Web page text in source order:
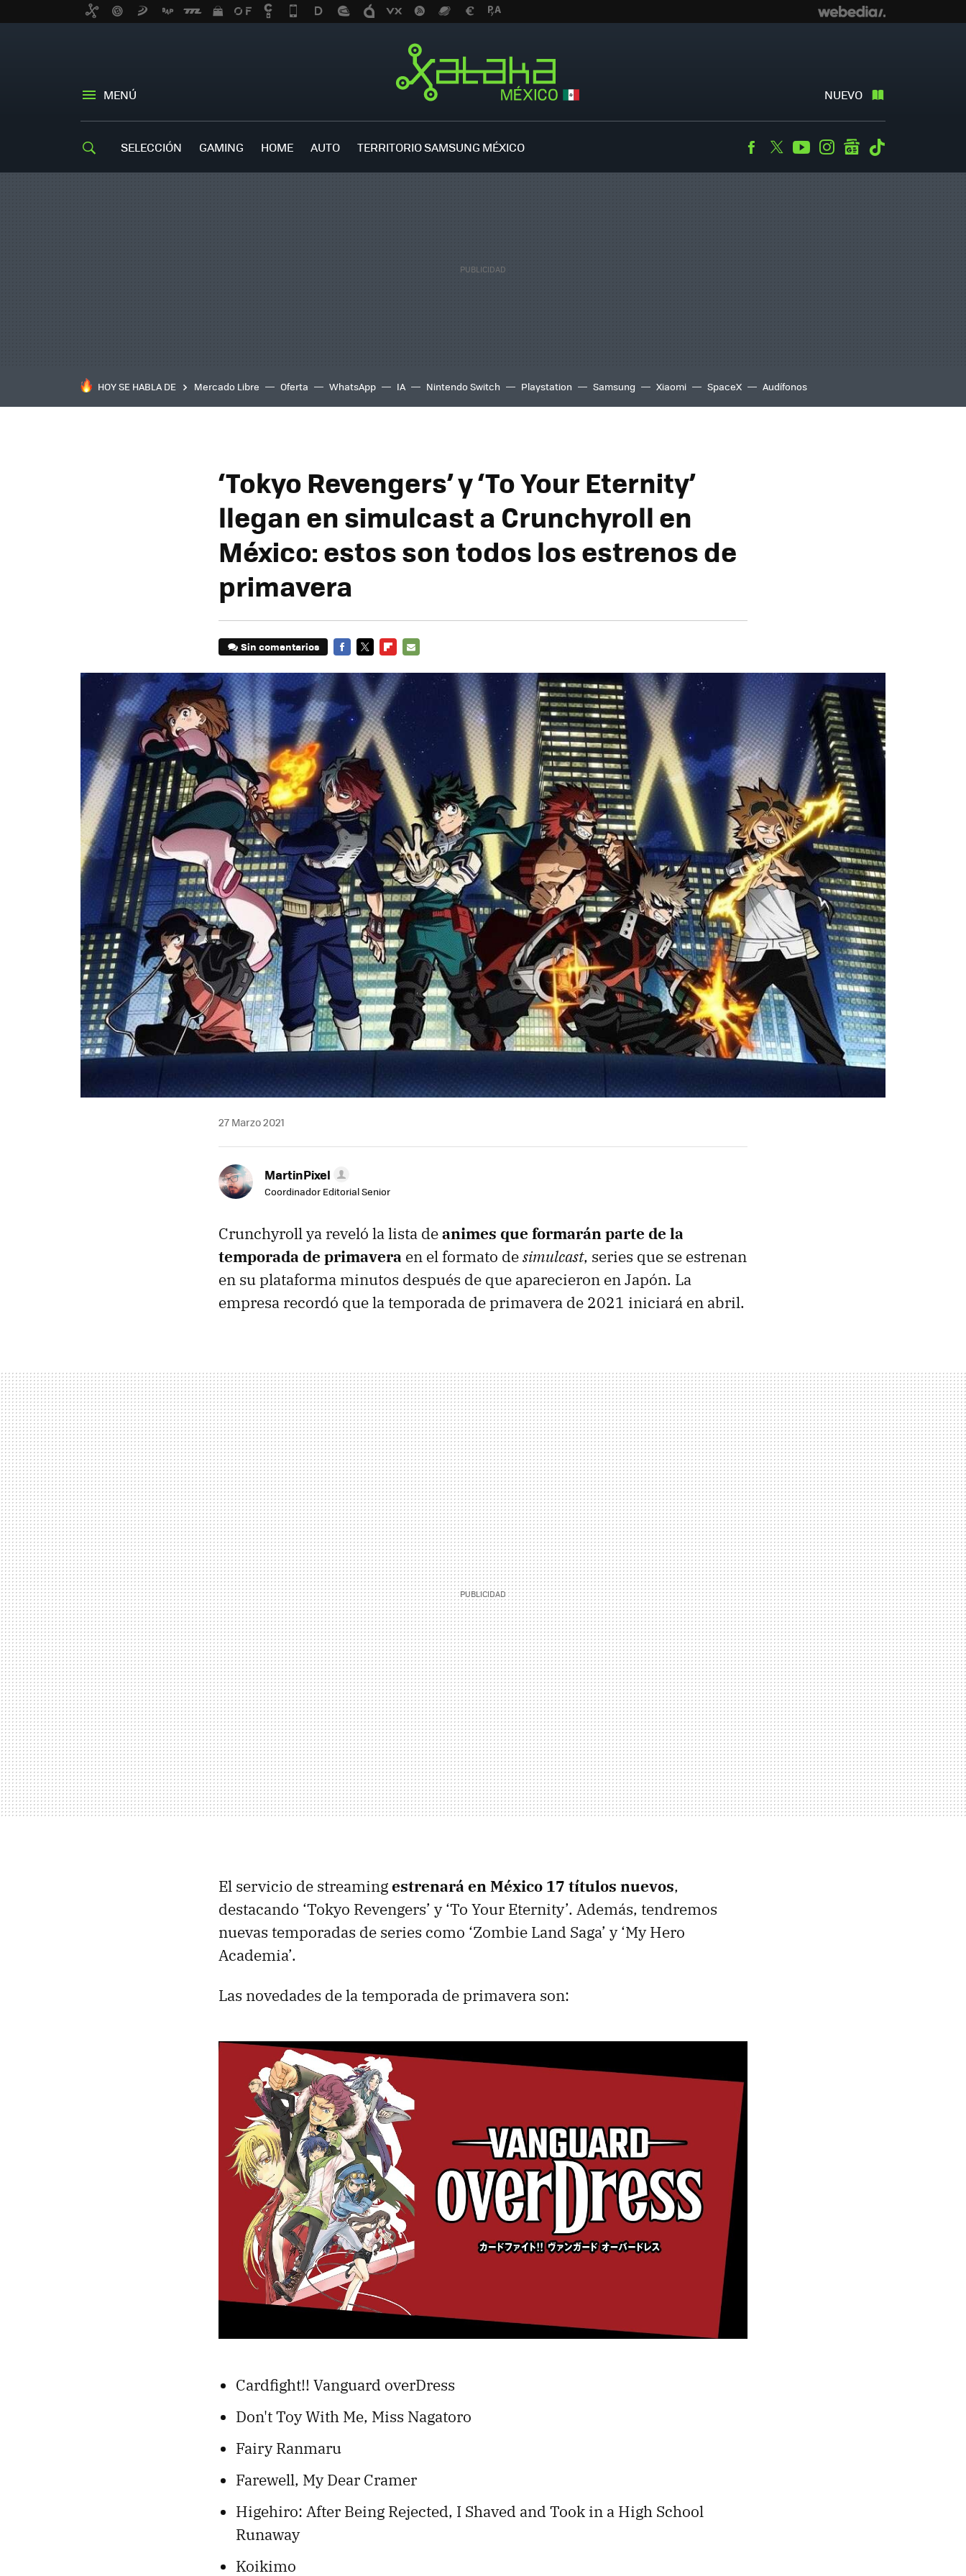
MENÚ NUEVO
SELECCIÓN GAMING HOME AUTO TERRITORIO SAMSUNG MÉXICO Facebook
TwitterYoutubeInstagramgooglenews
HOY SE HABLA DE Mercado Libre Oferta WhatsApp IA Nintendo Switch Playstation Samsung Xiaomi SpaceX Audífonos
‘Tokyo Revengers’ y ‘To Your Eternity’
llegan en simulcast a Crunchyroll en
México: estos son todos los estrenos de
primavera
Sin comentarios
MAIL
27 Marzo 2021
MartinPixel
Coordinador Editorial Senior
Crunchyroll ya reveló la lista deanimes que formarán parte de la
temporada de primavera en el formato desimulcast, series que se estrenan
en su plataforma minutos después de que aparecieron en Japón. La
empresa recordó que la temporada de primavera de 2021 iniciará en abril.
El servicio de streamingestrenará en México 17 títulos nuevos,
destacando ‘Tokyo Revengers’ y ‘To Your Eternity’. Además, tendremos
nuevas temporadas de series como ‘Zombie Land Saga’ y ‘My Hero
Academia’.
Las novedades de la temporada de primavera son:
Cardfight!! Vanguard overDress
Don't Toy With Me, Miss Nagatoro
Fairy Ranmaru
Farewell, My Dear Cramer
Higehiro: After Being Rejected, I Shaved and Took in a High School
Runaway
Koikimo